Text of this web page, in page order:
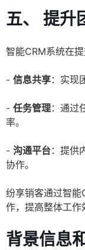
五、 提升
智能CRM系统在
- 信息共享：实现
- 任务管理：通过
率。
- 沟通平台：提供
协作。
纷享销客通过智
作，提高整体工作
背景信息